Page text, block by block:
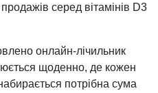
серед вітамінів D3
онлайн-лічильник
щоденно, де кожен
потрібна сума